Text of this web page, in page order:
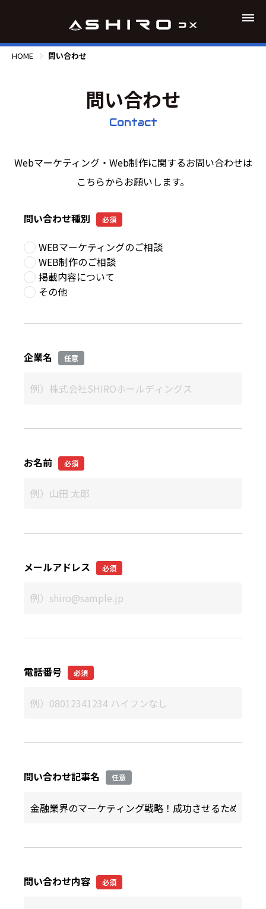
HOME 問い合わせ
問い合わせ
Contact
Webマーケティング・Web制作に関するお問い合わせは
こちらからお願いします。
問い合わせ種別 必須
WEBマーケティングのご相談
WEB制作のご相談
掲載内容について
その他
企業名 任意
お名前 必須
メールアドレス 必須
電話番号 必須
問い合わせ記事名 任意
問い合わせ内容 必須